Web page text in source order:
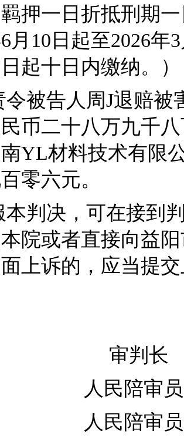
押一日折抵刑期
月10日起至2026
起十日内缴纳。）
令被告人周J退赔被
币二十八万九千
YL材料技术有限
零六元。
本判决，可在接到
院或者直接向益
面上诉的，应当提
审判
人民陪审
人民陪审